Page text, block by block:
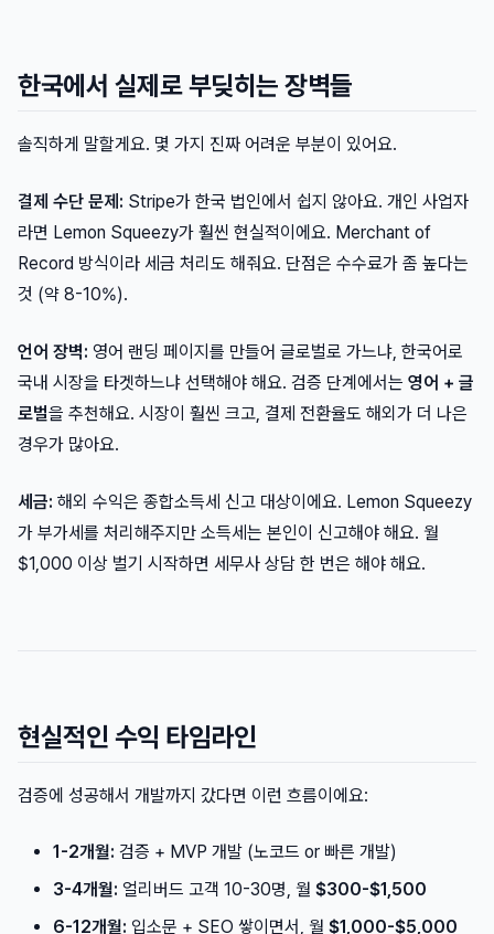
한국에서 실제로 부딪히는 장벽들
솔직하게 말할게요. 몇 가지 진짜 어려운 부분이 있어요.
결제 수단 문제: Stripe가 한국 법인에서 쉽지 않아요. 개인 사업자
라면 Lemon Squeezy가 훨씬 현실적이에요. Merchant of
Record 방식이라 세금 처리도 해줘요. 단점은 수수료가 좀 높다는
것 (약 8-10%).
언어 장벽: 영어 랜딩 페이지를 만들어 글로벌로 가느냐, 한국어로
국내 시장을 타겟하느냐 선택해야 해요. 검증 단계에서는 영어 + 글
로벌을 추천해요. 시장이 훨씬 크고, 결제 전환율도 해외가 더 나은
경우가 많아요.
세금: 해외 수익은 종합소득세 신고 대상이에요. Lemon Squeezy
가 부가세를 처리해주지만 소득세는 본인이 신고해야 해요. 월
$1,000 이상 벌기 시작하면 세무사 상담 한 번은 해야 해요.
현실적인 수익 타임라인
검증에 성공해서 개발까지 갔다면 이런 흐름이에요:
1-2개월: 검증 + MVP 개발 (노코드 or 빠른 개발)
3-4개월: 얼리버드 고객 10-30명, 월 $300-$1,500
6-12개월: 입소문 + SEO 쌓이면서, 월 $1,000-$5,000